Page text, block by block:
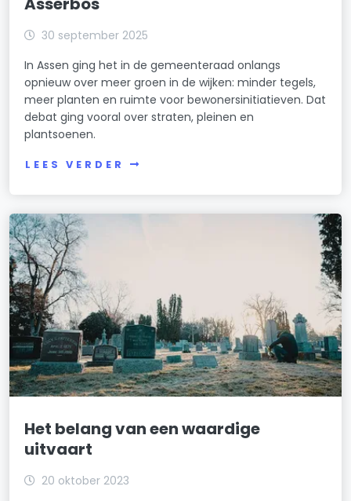
30 september 2025
In Assen ging het in de gemeenteraad onlangs
opnieuw over meer groen in de wijken: minder tegels,
meer planten en ruimte voor bewonersinitiatieven. Dat
debat ging vooral over straten, pleinen en
plantsoenen.
LEES VERDER
Het belang van een waardige
uitvaart
20 oktober 2023